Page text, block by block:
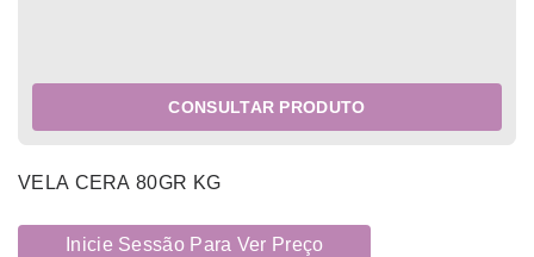
CONSULTAR PRODUTO
VELA CERA 80GR KG
Inicie Sessão Para Ver Preço